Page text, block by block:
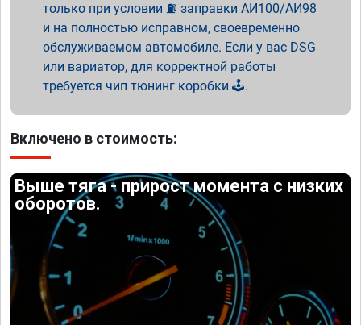
только при условии ⛽ заправки АИ100/АИ98
и на полностью исправном, своевременно
обслуживаемом автомобиле. Если у вас DSG
или вариатор, для корректной работы
требуется чип тюнинг коробки 🕹️.
Включено в стоимость:
Выше тяга - прирост момента с низких
оборотов.